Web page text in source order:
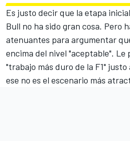
Es justo decir que la etapa
Bull no ha sido gran cosa. Pero
atenuantes para argumentar
encima del nivel "aceptable". Le
"trabajo más duro de la F1"
ese no es el escenario más